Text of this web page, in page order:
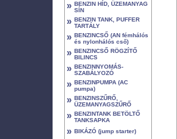
» BENZIN HÍD, ÜZEMANYAG
SÍN
» BENZIN TANK, PUFFER
TARTÁLY
» BENZINCSŐ (AN fémhálós
és nylonhálós cső)
» BENZINCSŐ RÖGZÍTŐ
BILINCS
» BENZINNYOMÁS-
SZABÁLYOZÓ
» BENZINPUMPA (AC
pumpa)
» BENZINSZŰRŐ,
ÜZEMANYAGSZŰRŐ
» BENZINTANK BETÖLTŐ
TANKSAPKA
» BIKÁZÓ (jump starter)